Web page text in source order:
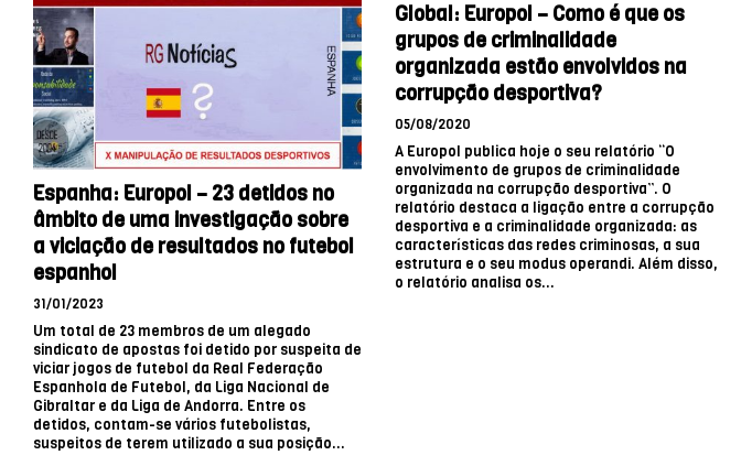
Espanha: Europol – 23 detidos no
âmbito de uma investigação sobre
a viciação de resultados no futebol
espanhol
31/01/2023
Um total de 23 membros de um alegado
sindicato de apostas foi detido por suspeita de
viciar jogos de futebol da Real Federação
Espanhola de Futebol, da Liga Nacional de
Gibraltar e da Liga de Andorra. Entre os
detidos, contam-se vários futebolistas,
suspeitos de terem utilizado a sua posição...
Global: Europol – Como é que os
grupos de criminalidade
organizada estão envolvidos na
corrupção desportiva?
05/08/2020
A Europol publica hoje o seu relatório “O
envolvimento de grupos de criminalidade
organizada na corrupção desportiva”. O
relatório destaca a ligação entre a corrupção
desportiva e a criminalidade organizada: as
características das redes criminosas, a sua
estrutura e o seu modus operandi. Além disso,
o relatório analisa os...